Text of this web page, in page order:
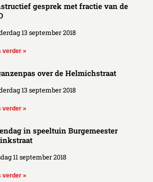
gesprek met fractie van de
13 september 2018
verder »
over de Helmichstraat
13 september 2018
verder »
in speeltuin Burgemeester
11 september 2018
verder »